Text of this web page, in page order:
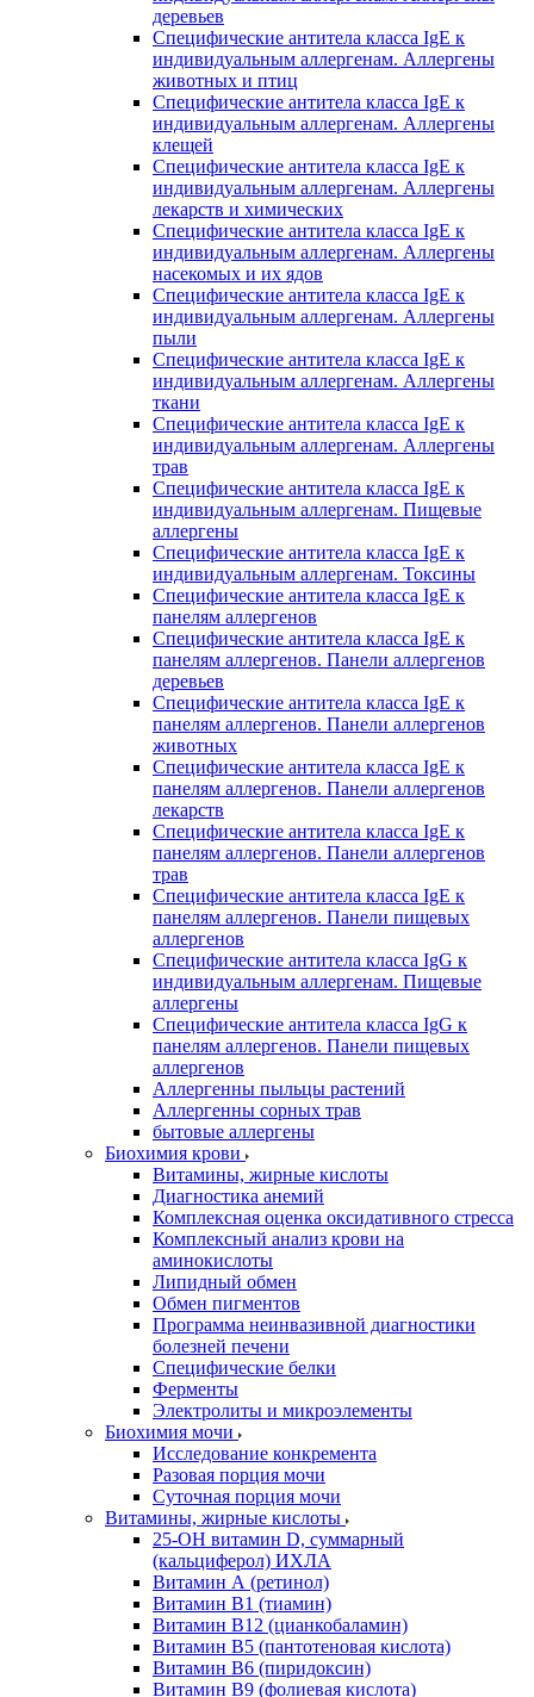
деревьев
Специфические антитела класса IgE к
индивидуальным аллергенам. Аллергены
животных и птиц
Специфические антитела класса IgE к
индивидуальным аллергенам. Аллергены
клещей
Специфические антитела класса IgE к
индивидуальным аллергенам. Аллергены
лекарств и химических
Специфические антитела класса IgE к
индивидуальным аллергенам. Аллергены
насекомых и их ядов
Специфические антитела класса IgE к
индивидуальным аллергенам. Аллергены
пыли
Специфические антитела класса IgE к
индивидуальным аллергенам. Аллергены
ткани
Специфические антитела класса IgE к
индивидуальным аллергенам. Аллергены
трав
Специфические антитела класса IgE к
индивидуальным аллергенам. Пищевые
аллергены
Специфические антитела класса IgE к
индивидуальным аллергенам. Токсины
Специфические антитела класса IgE к
панелям аллергенов
Специфические антитела класса IgE к
панелям аллергенов. Панели аллергенов
деревьев
Специфические антитела класса IgE к
панелям аллергенов. Панели аллергенов
животных
Специфические антитела класса IgE к
панелям аллергенов. Панели аллергенов
лекарств
Специфические антитела класса IgE к
панелям аллергенов. Панели аллергенов
трав
Специфические антитела класса IgE к
панелям аллергенов. Панели пищевых
аллергенов
Специфические антитела класса IgG к
индивидуальным аллергенам. Пищевые
аллергены
Специфические антитела класса IgG к
панелям аллергенов. Панели пищевых
аллергенов
Аллергенны пыльцы растений
Аллергенны сорных трав
бытовые аллергены
Биохимия крови
Витамины, жирные кислоты
Диагностика анемий
Комплексная оценка оксидативного стресса
Комплексный анализ крови на
аминокислоты
Липидный обмен
Обмен пигментов
Программа неинвазивной диагностики
болезней печени
Специфические белки
Ферменты
Электролиты и микроэлементы
Биохимия мочи
Исследование конкремента
Разовая порция мочи
Суточная порция мочи
Витамины, жирные кислоты
25-OH витамин D, суммарный
(кальциферол) ИХЛА
Витамин А (ретинол)
Витамин В1 (тиамин)
Витамин В12 (цианкобаламин)
Витамин В5 (пантотеновая кислота)
Витамин В6 (пиридоксин)
Витамин В9 (фолиевая кислота)